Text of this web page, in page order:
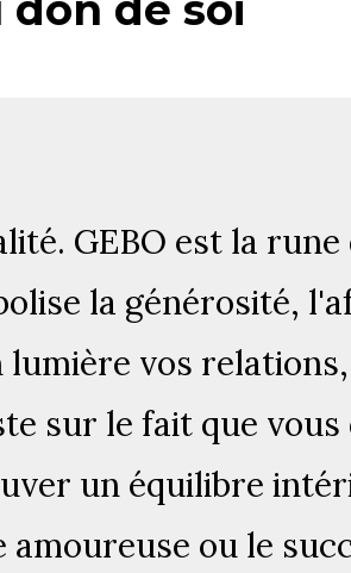
GEBO est la
la générosité,
vos
sur le fait que
un équilibre
ou le